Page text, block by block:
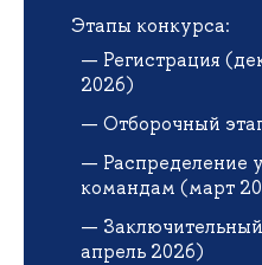
Этапы конкурса:
Регистрация
2026)
Отборочный
Распределение
командам (март
апрель 2026)